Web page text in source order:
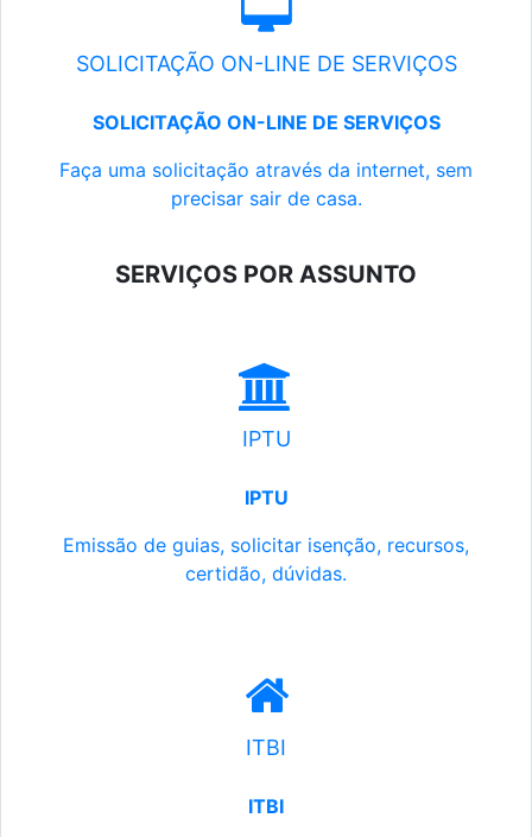
SOLICITAÇÃO ON-LINE DE SERVIÇOS
SOLICITAÇÃO ON-LINE DE SERVIÇOS
Faça uma solicitação através da internet, sem
precisar sair de casa.
SERVIÇOS POR ASSUNTO
IPTU
IPTU
Emissão de guias, solicitar isenção, recursos,
certidão, dúvidas.
ITBI
ITBI